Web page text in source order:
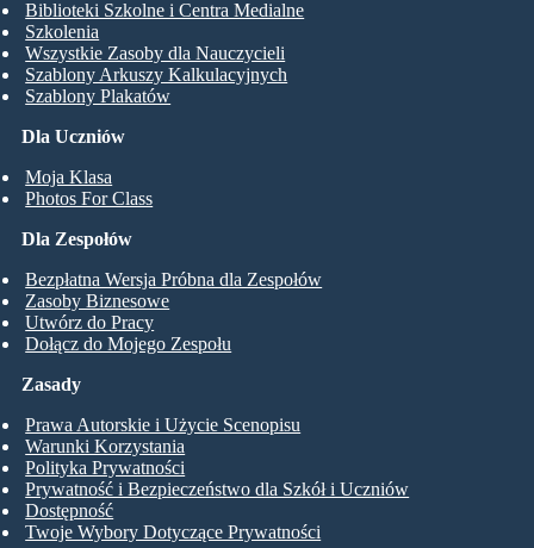
Dla Uczniów
Moja Klasa
Photos For Class
Biblioteki Szkolne i Centra Medialne
Szkolenia
Wszystkie Zasoby dla Nauczycieli
Szablony Arkuszy Kalkulacyjnych
Szablony Plakatów
Dla Zespołów
Bezpłatna Wersja Próbna dla Zespołów
Zasoby Biznesowe
Utwórz do Pracy
Dołącz do Mojego Zespołu
Zasady
Prawa Autorskie i Użycie Scenopisu
Warunki Korzystania
Polityka Prywatności
Prywatność i Bezpieczeństwo dla Szkół i Uczniów
Dostępność
Twoje Wybory Dotyczące Prywatności